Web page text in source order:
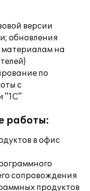
версии
обновления
материалам на
по
с
"1С"
работы:
в офис
сопровождения
продуктов